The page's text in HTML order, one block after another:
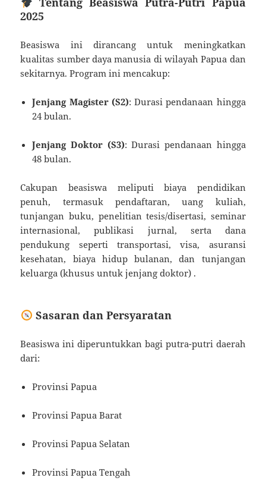
2025
Beasiswa ini dirancang untuk meningkatkan
kualitas sumber daya manusia di wilayah Papua dan
sekitarnya. Program ini mencakup:
Jenjang Magister (S2):Durasi pendanaan hingga
24 bulan.
Jenjang Doktor (S3):Durasi pendanaan hingga
48 bulan.
Cakupan beasiswa meliputi biaya pendidikan
penuh, termasuk pendaftaran, uang kuliah,
tunjangan buku, penelitian tesis/disertasi, seminar
internasional, publikasi jurnal, serta dana
pendukung seperti transportasi, visa, asuransi
kesehatan, biaya hidup bulanan, dan tunjangan
keluarga (khusus untuk jenjang doktor) .​
Sasaran dan Persyaratan
Beasiswa ini diperuntukkan bagi putra-putri daerah
dari:
Provinsi Papua
Provinsi Papua Barat
Provinsi Papua Selatan
Provinsi Papua Tengah